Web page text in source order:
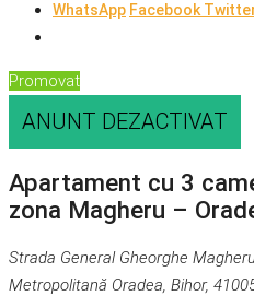
WhatsApp Facebook
Promovat
ANUNT DEZACTIVAT
Apartament cu 3
zona Magheru –
Strada General Gheorghe
Metropolitană Oradea, Bihor,